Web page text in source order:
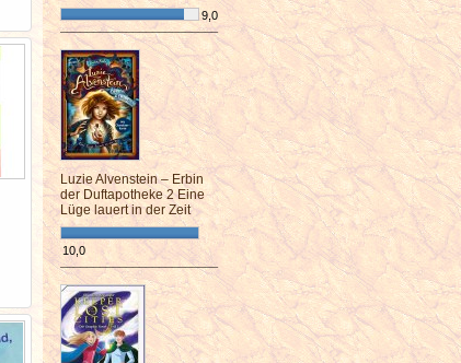
9,0
¯¯¯¯¯¯¯¯¯¯¯¯¯¯¯¯¯¯¯¯¯¯¯¯
Luzie Alvenstein – Erbin
der Duftapotheke 2 Eine
Lüge lauert in der Zeit
10,0
¯¯¯¯¯¯¯¯¯¯¯¯¯¯¯¯¯¯¯¯¯¯¯¯